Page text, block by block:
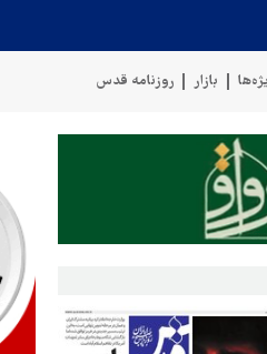
بازار روزنامه قدس
سخنگوی نیروهای مسلح یمن: